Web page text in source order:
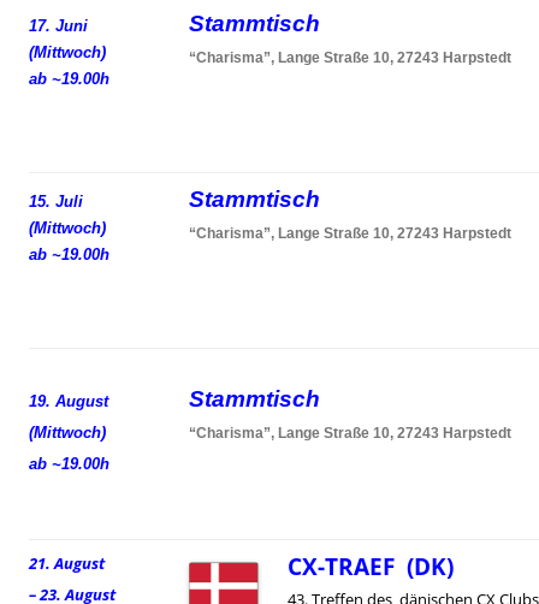
17. Juni
(Mittwoch)
ab ~19.00h
Stammtisch
“Charisma”, Lange Straße 10, 27243 Harpstedt
15. Juli
(Mittwoch)
ab ~19.00h
Stammtisch
“Charisma”, Lange Straße 10, 27243 Harpstedt
19. August
(Mittwoch)
ab ~19.00h
Stammtisch
“Charisma”, Lange Straße 10, 27243 Harpstedt
21. August
– 23. August
CX-TRAEF (DK)
43. Treffen des dänischen CX Clubs